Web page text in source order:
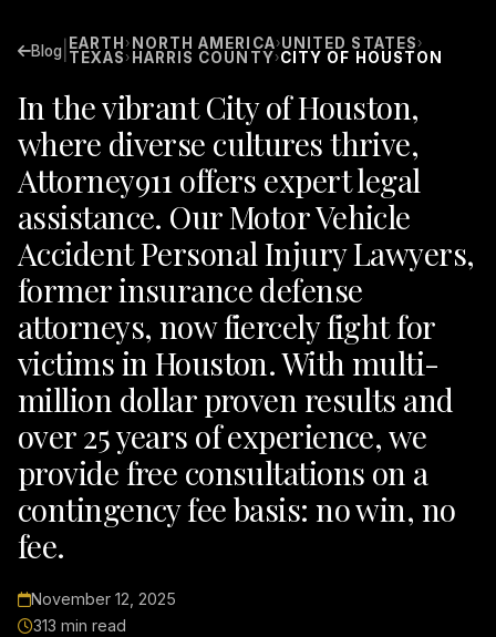
Blog EARTH › NORTH AMERICA›UNITED STATES ›
TEXAS › HARRIS COUNTY›CITY OF HOUSTON
In the vibrant City of Houston,
where diverse cultures thrive,
Attorney911 offers expert legal
assistance. Our Motor Vehicle
Accident Personal Injury Lawyers,
former insurance defense
attorneys, now fiercely fight for
victims in Houston. With multi-
million dollar proven results and
over 25 years of experience, we
provide free consultations on a
contingency fee basis: no win, no
fee.
November 12, 2025
313 min read